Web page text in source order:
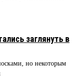
заглянуть в
но некоторым